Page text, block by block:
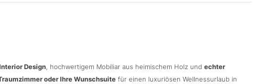
Design, hochwertigem Mobiliar aus heimischem Holz und echter
oder Ihre Wunschsuite für einen luxuriösen Wellnessurlaub in